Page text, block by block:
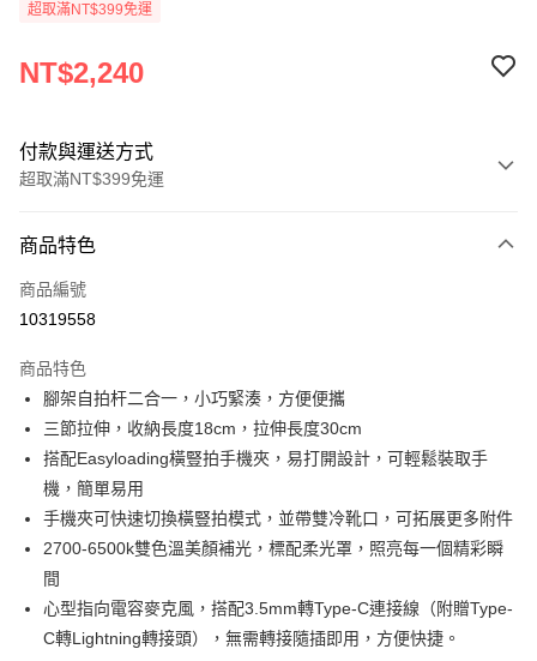
超取滿NT$399免運
NT$2,240
付款與運送方式
超取滿NT$399免運
信用卡一次付款
信用卡分期付款
合作金庫商業銀行
華南商業銀行
彰化商業銀行
上海商業儲蓄銀行
台北富邦商業銀行
國泰世華商業銀行
兆豐國際商業銀行
臺灣中小企業銀行
匯豐（台灣）商業銀行
華泰商業銀行
聯邦商業銀行
遠東國際商業銀行
元大商業銀行
永豐商業銀行
玉山商業銀行
台新國際商業銀行
中國信託商業銀行
台灣樂天信用卡公司
6 期 0 利率 每期
華南商業銀行
彰化商業銀行
上海商業儲蓄銀行
台北富邦商業銀行
國泰世華商業銀行
臺灣中小企業銀行
台中商業銀行
匯豐（台灣）商業銀行
華泰商業銀行
元大商業銀行
玉山商業銀行
星展（台灣）商業銀行
台新國際商業銀行
中國信託商業銀行
12 期 0 利率 每期 NT$186
合作金庫商業銀行
第一商業銀行
上海商業儲蓄銀行
國泰世華商業銀行
兆豐國際商業銀行
臺灣中小企業銀行
台中商業銀行
匯豐（台灣）商業銀行
聯邦商業銀行
遠東國際商業銀行
元大商業銀行
永豐商業銀行
玉山商業銀行
星展（台灣）商業銀行
超商取貨付款
LINE Pay
Apple Pay
街口支付
悠遊付
商品特色
商品編號
10319558
商品特色
腳架自拍杆二合一，小巧緊湊，方便便攜
三節拉伸，收納長度18cm，拉伸長度30cm
搭配Easyloading橫豎拍手機夾，易打開設計，可輕鬆裝取手
機，簡單易用
手機夾可快速切換橫豎拍模式，並帶雙冷靴口，可拓展更多附件
2700-6500k雙色溫美顏補光，標配柔光罩，照亮每一個精彩瞬
間
心型指向電容麥克風，搭配3.5mm轉Type-C連接線（附贈Type-
C轉Lightning轉接頭），無需轉接隨插即用，方便快捷。